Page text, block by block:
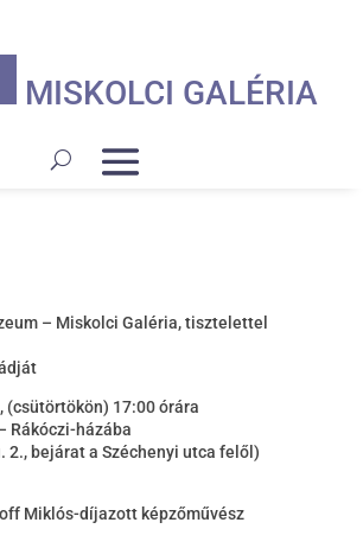
MISKOLCI GALÉRIA
– Miskolci Galéria, tisztelettel
(csütörtökön) 17:00 órára
Rákóczi-házába
2., bejárat a Széchenyi utca felől)
Miklós-díjazott képzőművész